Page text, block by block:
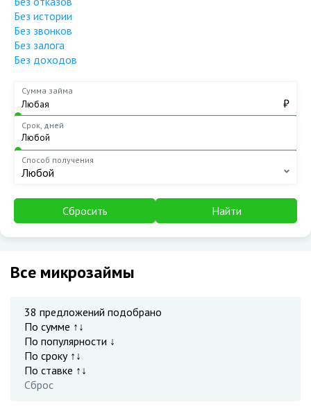
Без истории
Без звонков
Без залога
Без доходов
Сумма займа
₽
Срок, дней
Способ получения
Любой
Сбросить Найти
Все микрозаймы
38 предложений подобрано
По сумме ↑↓
По популярности ↓
По сроку ↑↓
По ставке ↑↓
Сброс